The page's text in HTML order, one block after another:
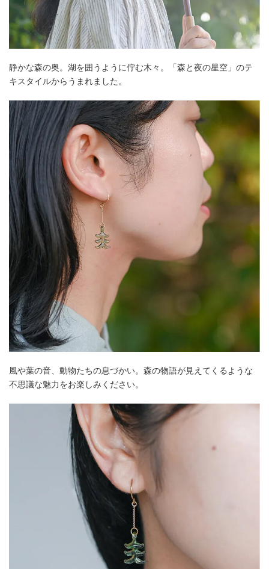
静かな森の奥。湖を囲うように佇む木々。「森と夜の星空」のテ
キスタイルからうまれました。
風や葉の音、動物たちの息づかい。森の物語が見えてくるような
不思議な魅力をお楽しみください。